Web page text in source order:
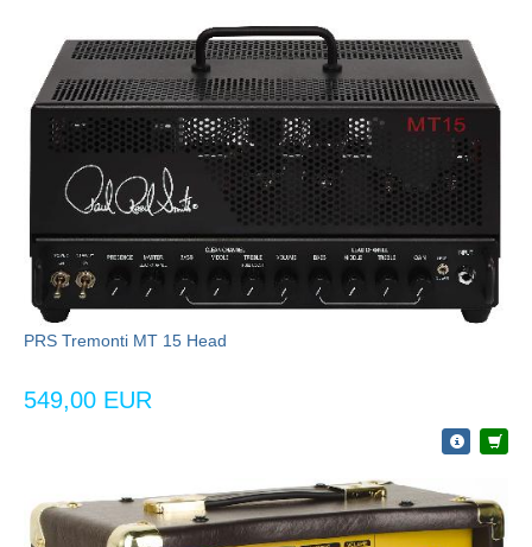
PRS Tremonti MT 15 Head
549,00 EUR